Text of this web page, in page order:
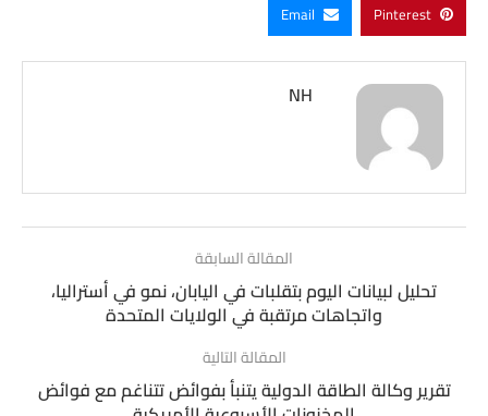
Pinterest
Email
NH
المقالة السابقة
تحليل لبيانات اليوم بتقلبات في اليابان، نمو في أستراليا،
واتجاهات مرتقبة في الولايات المتحدة
المقالة التالية
تقرير وكالة الطاقة الدولية يتنبأ بفوائض تتناغم مع فوائض